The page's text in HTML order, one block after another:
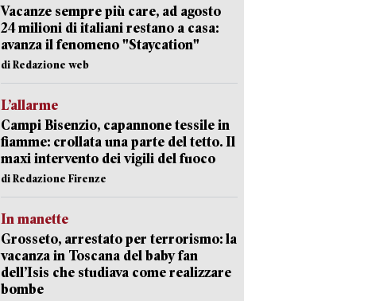
Vacanze sempre più care, ad agosto
24 milioni di italiani restano a casa:
avanza il fenomeno "Staycation"
di Redazione web
L’allarme
Campi Bisenzio, capannone tessile in
fiamme: crollata una parte del tetto. Il
maxi intervento dei vigili del fuoco
di Redazione Firenze
In manette
Grosseto, arrestato per terrorismo: la
vacanza in Toscana del baby fan
dell’Isis che studiava come realizzare
bombe